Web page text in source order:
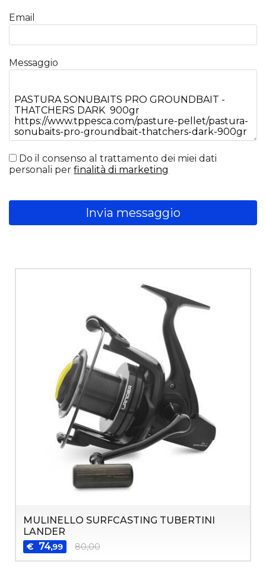
Email
Messaggio
Do il consenso al trattamento dei miei dati
personali perfinalità di marketing
Invia messaggio
MULINELLO SURFCASTING TUBERTINI
LANDER
€ 74,99 80,00